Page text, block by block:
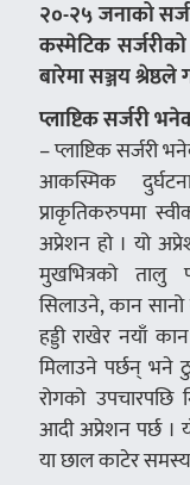
२०-२५ जनाको
कस्मेटिक
बारेमा सञ्जय
प्लाष्टिक सर्जरी
– प्लाष्टिक सर्जरी
आकस्मिक
प्राकृतिकरुपमा
अप्रेशन हो । यो
मुखभित्रको तालु
सिलाउने, कान
हड्डी राखेर नयाँ
मिलाउने पर्छन् भने
रोगको
आदी अप्रेशन पर्छ ।
या छाल काटेर